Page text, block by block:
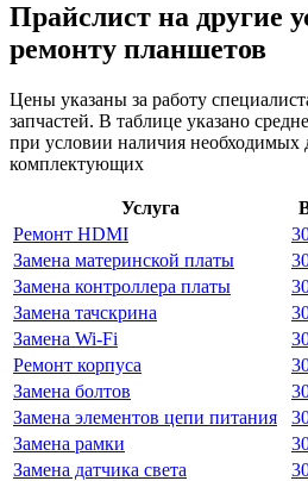
Прайслист на другие
ремонту планшетов
Цены указаны за работу
запчастей. В таблице указано
при условии наличия необходимых
комплектующих
Услуга
Ремонт HDMI
Замена материнской платы
Замена контроллера платы
Замена тачскрина
Замена Wi-Fi
Ремонт корпуса
Замена болтов
Замена элементов цепи питания
Замена рамки
Замена датчика света